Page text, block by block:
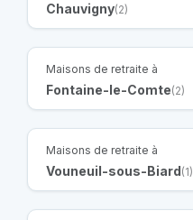
Chauvigny(2)
Maisons de retraite à
Fontaine-le-Comte(2)
Maisons de retraite à
Vouneuil-sous-Biard(1)